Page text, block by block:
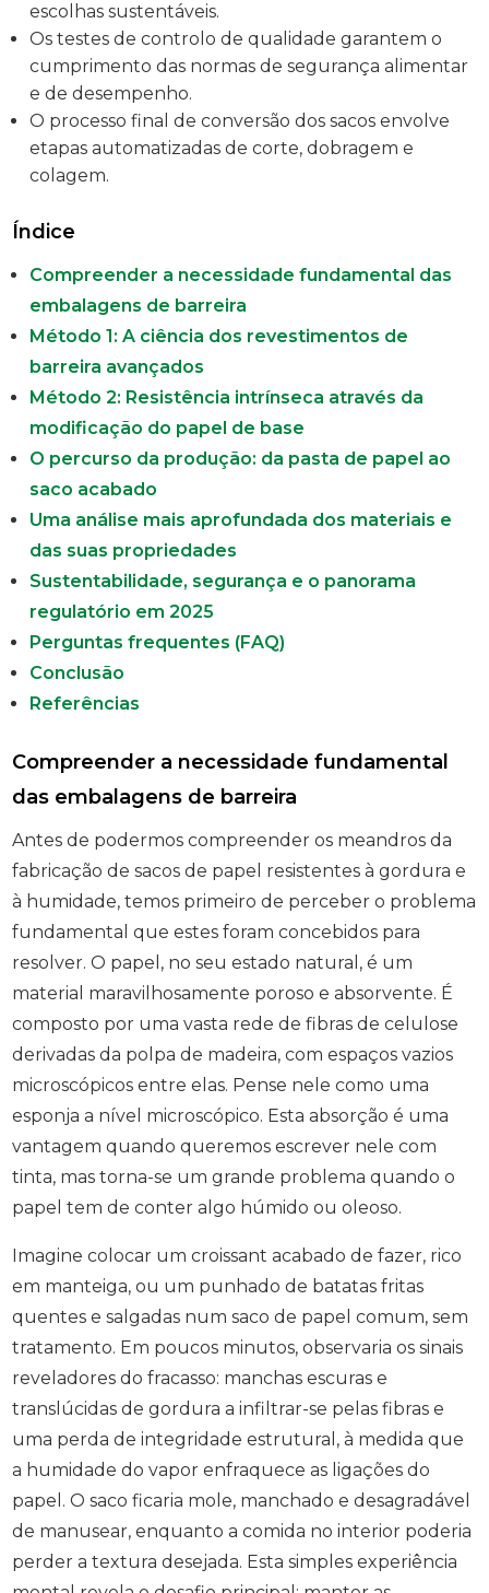
escolhas sustentáveis.
Os testes de controlo de qualidade garantem o
cumprimento das normas de segurança alimentar
e de desempenho.
O processo final de conversão dos sacos envolve
etapas automatizadas de corte, dobragem e
colagem.
Índice
Compreender a necessidade fundamental das
embalagens de barreira
Método 1: A ciência dos revestimentos de
barreira avançados
Método 2: Resistência intrínseca através da
modificação do papel de base
O percurso da produção: da pasta de papel ao
saco acabado
Uma análise mais aprofundada dos materiais e
das suas propriedades
Sustentabilidade, segurança e o panorama
regulatório em 2025
Perguntas frequentes (FAQ)
Conclusão
Referências
Compreender a necessidade fundamental
das embalagens de barreira
Antes de podermos compreender os meandros da
fabricação de sacos de papel resistentes à gordura e
à humidade, temos primeiro de perceber o problema
fundamental que estes foram concebidos para
resolver. O papel, no seu estado natural, é um
material maravilhosamente poroso e absorvente. É
composto por uma vasta rede de fibras de celulose
derivadas da polpa de madeira, com espaços vazios
microscópicos entre elas. Pense nele como uma
esponja a nível microscópico. Esta absorção é uma
vantagem quando queremos escrever nele com
tinta, mas torna-se um grande problema quando o
papel tem de conter algo húmido ou oleoso.
Imagine colocar um croissant acabado de fazer, rico
em manteiga, ou um punhado de batatas fritas
quentes e salgadas num saco de papel comum, sem
tratamento. Em poucos minutos, observaria os sinais
reveladores do fracasso: manchas escuras e
translúcidas de gordura a infiltrar-se pelas fibras e
uma perda de integridade estrutural, à medida que
a humidade do vapor enfraquece as ligações do
papel. O saco ficaria mole, manchado e desagradável
de manusear, enquanto a comida no interior poderia
perder a textura desejada. Esta simples experiência